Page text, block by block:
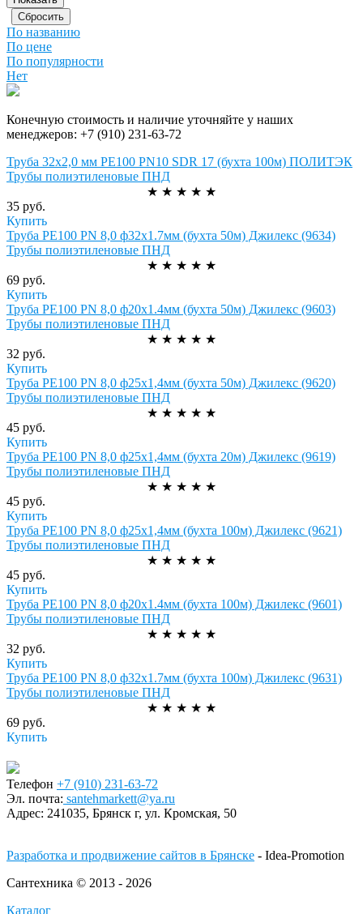
По названию
По цене
По популярности
Нет
Конечную стоимость и наличие уточняйте у наших
менеджеров: +7 (910) 231-63-72
Труба 32х2,0 мм РЕ100 PN10 SDR 17 (бухта 100м) ПОЛИТЭК
Трубы полиэтиленовые ПНД
★ ★ ★ ★ ★
35 руб.
Купить
Труба РЕ100 PN 8,0 ф32х1.7мм (бухта 50м) Джилекс (9634)
Трубы полиэтиленовые ПНД
★ ★ ★ ★ ★
69 руб.
Купить
Труба РЕ100 PN 8,0 ф20х1.4мм (бухта 50м) Джилекс (9603)
Трубы полиэтиленовые ПНД
★ ★ ★ ★ ★
32 руб.
Купить
Труба РЕ100 PN 8,0 ф25х1,4мм (бухта 50м) Джилекс (9620)
Трубы полиэтиленовые ПНД
★ ★ ★ ★ ★
45 руб.
Купить
Труба РЕ100 PN 8,0 ф25х1,4мм (бухта 20м) Джилекс (9619)
Трубы полиэтиленовые ПНД
★ ★ ★ ★ ★
45 руб.
Купить
Труба РЕ100 PN 8,0 ф25х1,4мм (бухта 100м) Джилекс (9621)
Трубы полиэтиленовые ПНД
★ ★ ★ ★ ★
45 руб.
Купить
Труба РЕ100 PN 8,0 ф20х1.4мм (бухта 100м) Джилекс (9601)
Трубы полиэтиленовые ПНД
★ ★ ★ ★ ★
32 руб.
Купить
Труба РЕ100 PN 8,0 ф32х1.7мм (бухта 100м) Джилекс (9631)
Трубы полиэтиленовые ПНД
★ ★ ★ ★ ★
69 руб.
Купить
Телефон +7 (910) 231-63-72
Эл. почта: santehmarkett@ya.ru
Адрес: 241035, Брянск г, ул. Кромская, 50
Разработка и продвижение сайтов в Брянске - Idea-Promotion
Сантехника © 2013 - 2026
Каталог